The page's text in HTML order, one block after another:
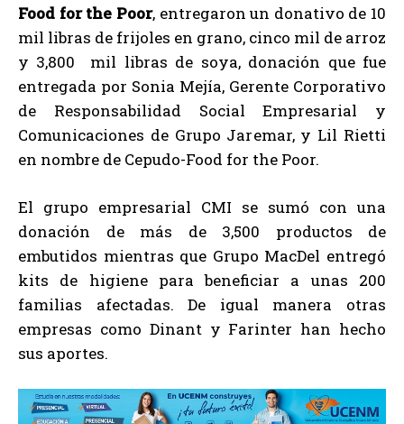
Food for the Poor, entregaron un donativo de 10
mil libras de frijoles en grano, cinco mil de arroz
y 3,800 mil libras de soya, donación que fue
entregada por Sonia Mejía, Gerente Corporativo
de Responsabilidad Social Empresarial y
Comunicaciones de Grupo Jaremar, y Lil Rietti
en nombre de Cepudo-Food for the Poor.
El grupo empresarial CMI se sumó con una
donación de más de 3,500 productos de
embutidos mientras que Grupo MacDel entregó
kits de higiene para beneficiar a unas 200
familias afectadas. De igual manera otras
empresas como Dinant y Farinter han hecho
sus aportes.